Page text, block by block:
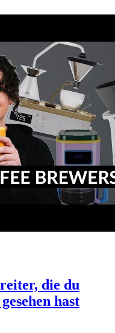
die du
hast